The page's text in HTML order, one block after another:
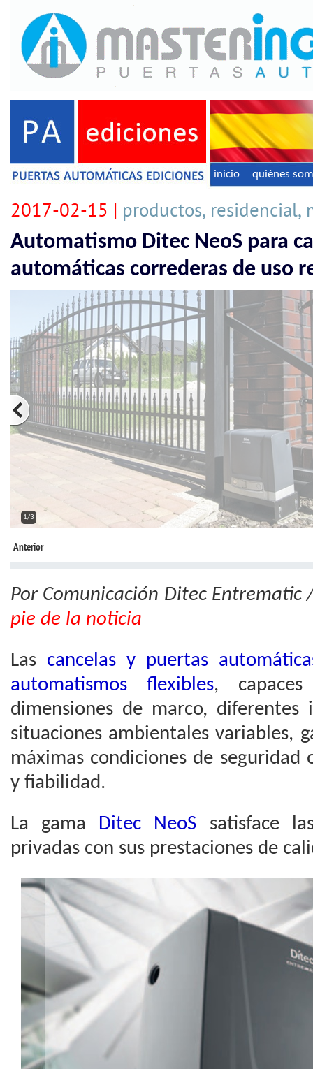
inicio quiénes
2017-02-15 | productos, residencial,
Automatismo Ditec NeoS para
automáticas correderas de uso
2/3
Anterior
Por Comunicación Ditec Entrematic
pie de la noticia
Las cancelas y puertas
automatismos flexibles,
dimensiones de marco, diferentes
situaciones ambientales variables,
máximas condiciones de seguridad
y fiabilidad.
La gama Ditec NeoS satisface
privadas con sus prestaciones de